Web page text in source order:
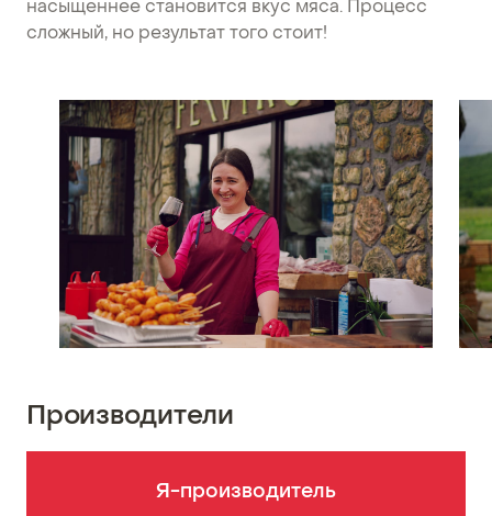
насыщеннее становится вкус мяса. Процесс
сложный, но результат того стоит!
Производители
Я-производитель